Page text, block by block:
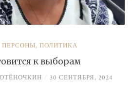
ПЕРСОНЫ, ПОЛИТИКА
к выборам
/ 30 СЕНТЯБРЯ, 2024